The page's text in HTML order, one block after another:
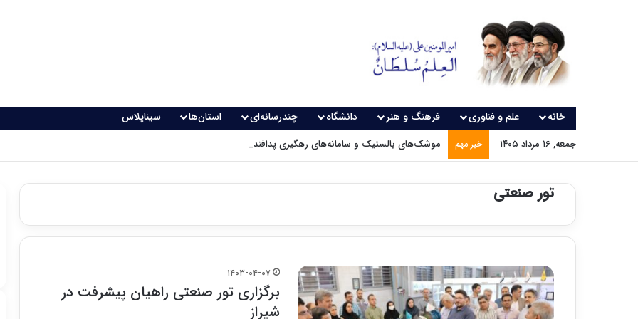
خانه علم و فناوری فرهنگ و هنر دانشگاه چندرسانه‌ای استان‌ها سیناپلاس
جمعه, ۱۶ مرداد ۱۴۰۵ خبر مهم موشک‌های بالستیک و سامانه‌های رهگیری پدافندی چگونه کار می کنند؟
تور صنعتی
۱۴۰۳-۰۴-۰۷
برگزاری تور صنعتی راهیان پیشرفت در
شیراز